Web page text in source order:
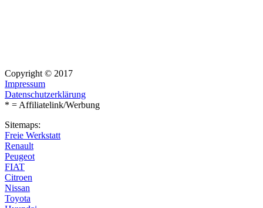
Copyright © 2017
Impressum
Datenschutzerklärung
* = Affiliatelink/Werbung
Sitemaps:
Freie Werkstatt
Renault
Peugeot
FIAT
Citroen
Nissan
Toyota